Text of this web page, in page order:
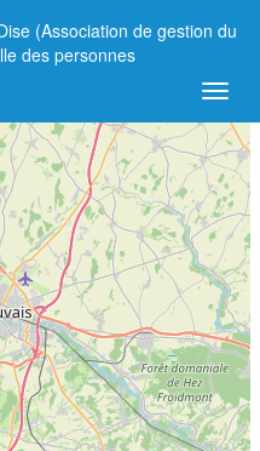
(Association de gestion du
des personnes